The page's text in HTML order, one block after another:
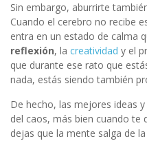
Sin embargo, aburrirte
Cuando el cerebro no recibe
entra en un estado de calma
reflexión, la creatividad y el
que durante ese rato que
nada, estás siendo también
De hecho, las mejores ideas
del caos, más bien cuando te
dejas que la mente salga de